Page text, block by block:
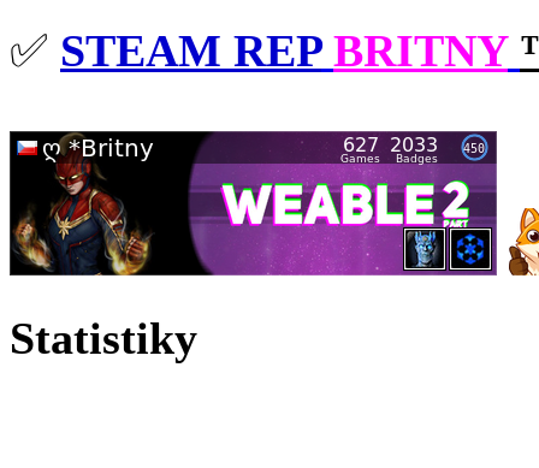
✅ STEAM REP BRITNY
Statistiky